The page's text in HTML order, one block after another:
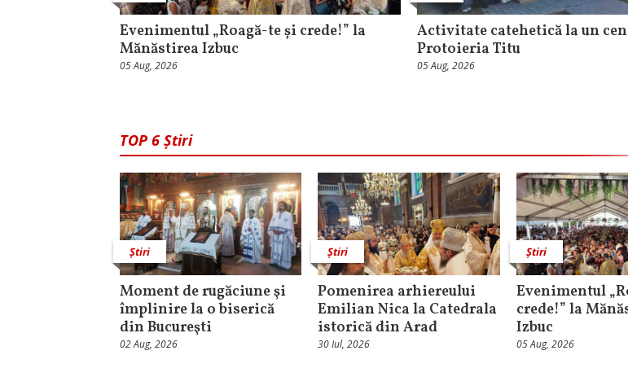
Evenimentul „Roagă-te și crede!” la
Mănăstirea Izbuc
05 Aug, 2026
Activitate catehetică la un
Protoieria Titu
05 Aug, 2026
TOP 6 Știri
Știri
Moment de rugăciune şi
împlinire la o biserică
din Bucureşti
02 Aug, 2026
Știri
Pomenirea arhiereului
Emilian Nica la Catedrala
istorică din Arad
30 Iul, 2026
Știri
Evenimentul
crede!” la
Izbuc
05 Aug, 2026